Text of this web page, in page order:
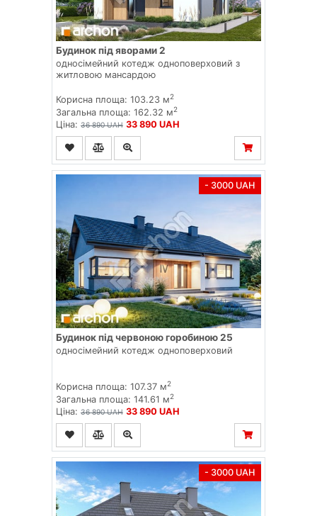
Будинок під яворами 2
односімейний котедж одноповерховий з
житловою мансардою
Корисна площа: 103.23 м2
Загальна площа: 162.32 м2
Ціна: 36 890 UAH 33 890 UAH
- 3000 UAH
Будинок під червоною горобиною 25
односімейний котедж одноповерховий
Корисна площа: 107.37 м2
Загальна площа: 141.61 м2
Ціна: 36 890 UAH 33 890 UAH
- 3000 UAH